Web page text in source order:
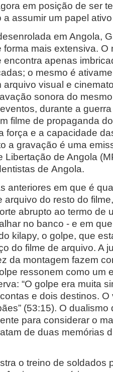
em posição de ser
assumir um papel
em Angola,
forma mais extensiva. O
apenas
o mesmo é
arquivo visual e
sonora do
durante a
filme de propaganda
força e a capacidade
a gravação é uma
Libertação de Angola
de Angola.
anteriores em que é
arquivo do resto do
abrupto ao termo de
no banco - e em
kilapy, o golpe, que
do filme de arquivo. A
da montagem fazem
ressonem como um
“O golpe era muita
e dois destinos.
(53:15). O dualismo
para considerar o
de duas memórias
o treino de soldados